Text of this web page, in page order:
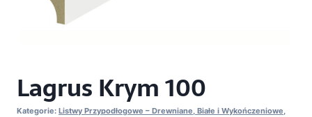
Lagrus Krym 100
Kategorie: Listwy Przypodłogowe – Drewniane, Białe i Wykończeniowe,